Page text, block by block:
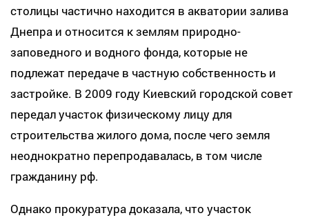
столицы частично находится в акватории залива
Днепра и относится к землям природно-
заповедного и водного фонда, которые не
подлежат передаче в частную собственность и
застройке. В 2009 году Киевский городской совет
передал участок физическому лицу для
строительства жилого дома, после чего земля
неоднократно перепродавалась, в том числе
гражданину рф.
Однако прокуратура доказала, что участок